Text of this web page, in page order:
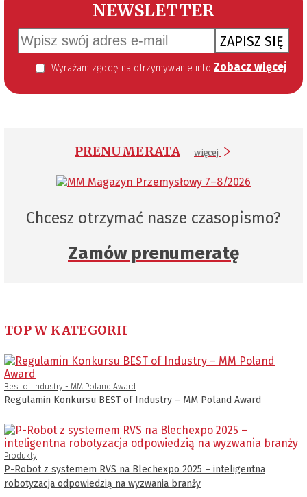
NEWSLETTER
ZAPISZ SIĘ
Wyrażam zgodę na otrzymywanie informacji handlowej kierowanej do mnie za pomocą środków komunikacji elektronicznej w szczególności poczty elektronicznej zgodnie z przepisem art. 10 ust 2 ustawy z dnia 18 lipca 2002 roku o świadczeniu usług drogą elektroniczną (Dz. U. 144 z 2002 r. poz. 1204). Zgoda jest dobrowolna, jednak jej wyrażenie jest konieczne, aby otrzymywać newsletter. Zobacz więcej
PRENUMERATA więcej
Chcesz otrzymać nasze czasopismo?
Zamów prenumeratę
TOP W KATEGORII
Best of Industry - MM Poland Award
Regulamin Konkursu BEST of Industry – MM Poland Award
Produkty
P-Robot z systemem RVS na Blechexpo 2025 – inteligentna
robotyzacja odpowiedzią na wyzwania branży